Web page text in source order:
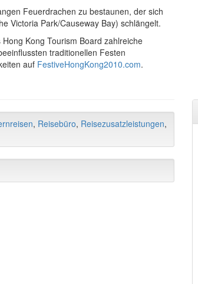
Feuerdrachen zu bestaunen, der sich
Victoria Park/Causeway Bay) schlängelt.
Kong Tourism Board zahlreiche
traditionellen Festen
auf FestiveHongKong2010.com.
, Reisebüro, Reisezusatzleistungen,